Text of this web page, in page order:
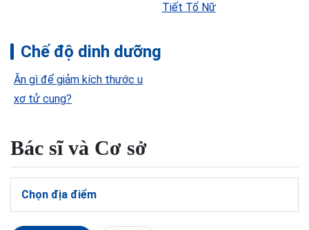
Tiết Tố Nữ
Chế độ dinh dưỡng
Ăn gì để giảm kích thước u
xơ tử cung?
Bác sĩ và Cơ sở
Chọn địa điểm